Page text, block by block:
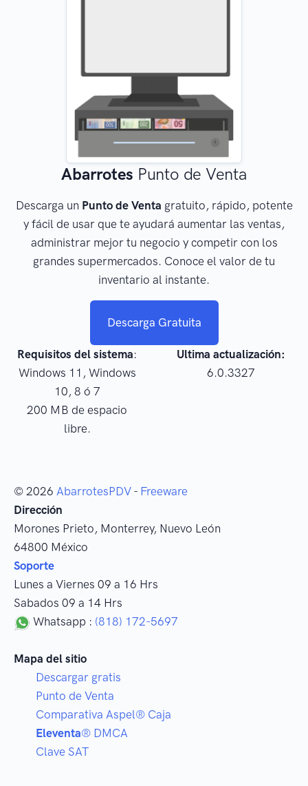
Abarrotes Punto de Venta
Descarga un Punto de Venta gratuito, rápido, potente
y fácil de usar que te ayudará aumentar las ventas,
administrar mejor tu negocio y competir con los
grandes supermercados. Conoce el valor de tu
inventario al instante.
Descarga Gratuita
Requisitos del sistema:
Windows 11, Windows
10, 8 ó 7
200 MB de espacio
libre.
Ultima actualización:
6.0.3327
© 2026 AbarrotesPDV - Freeware
Dirección
Morones Prieto, Monterrey, Nuevo León
64800 México
Soporte
Lunes a Viernes 09 a 16 Hrs
Sabados 09 a 14 Hrs
Whatsapp : (818) 172-5697
Mapa del sitio
Descargar gratis
Punto de Venta
Comparativa Aspel® Caja
Eleventa® DMCA
Clave SAT